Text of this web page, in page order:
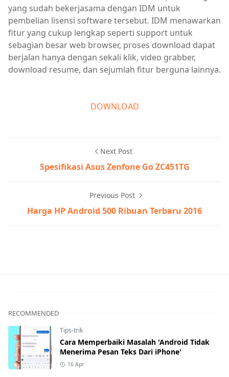
yang sudah bekerjasama dengan IDM untuk
pembelian lisensi software tersebut. IDM menawarkan
fitur yang cukup lengkap seperti support untuk
sebagian besar web browser, proses download dapat
berjalan hanya dengan sekali klik, video grabber,
download resume, dan sejumlah fitur berguna lainnya.
DOWNLOAD
Next Post
Spesifikasi Asus Zenfone Go ZC451TG
Previous Post
Harga HP Android 500 Ribuan Terbaru 2016
RECOMMENDED
Tips-trik
Cara Memperbaiki Masalah 'Android Tidak
Menerima Pesan Teks Dari iPhone'
16 Apr